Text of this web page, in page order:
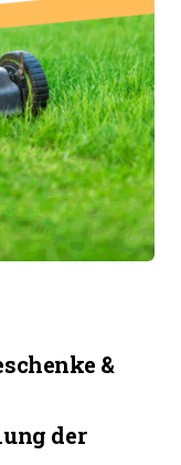
&
der